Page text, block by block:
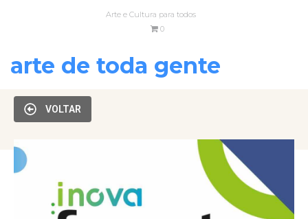
Arte e Cultura para todos
0
arte de toda gente
VOLTAR